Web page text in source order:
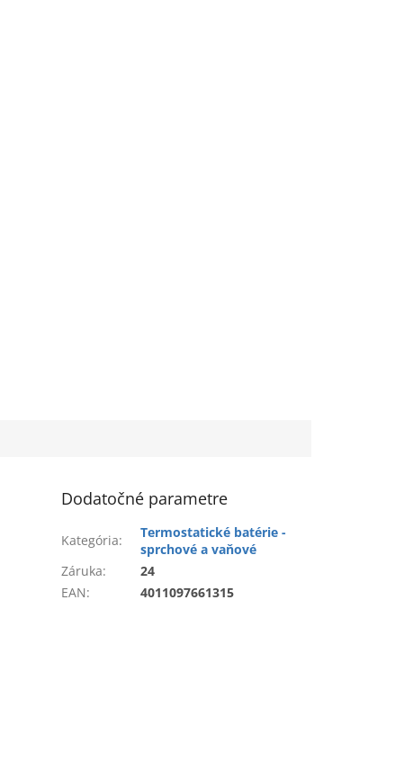
Dodatočné parametre
Kategória:
Termostatické batérie -
sprchové a vaňové
Záruka:
24
EAN: 4011097661315